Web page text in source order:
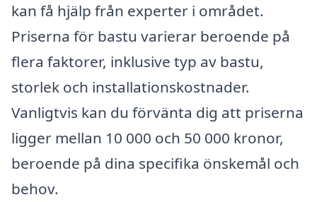
kan få hjälp från experter i området.
Priserna för bastu varierar beroende på
flera faktorer, inklusive typ av bastu,
storlek och installationskostnader.
Vanligtvis kan du förvänta dig att priserna
ligger mellan 10 000 och 50 000 kronor,
beroende på dina specifika önskemål och
behov.